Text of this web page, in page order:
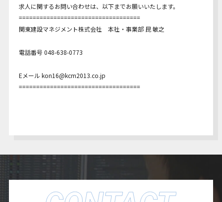
求人に関するお問い合わせは、以下までお願いいたします。
===================================
関東建設マネジメント株式会社 本社・事業部 昆 敏之
電話番号 048-638-0773
Eメール kon16@kcm2013.co.jp
===================================